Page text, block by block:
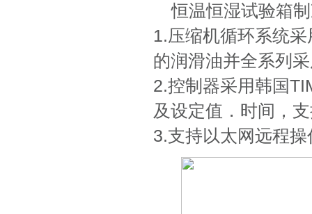
恒温恒湿试验箱
1.压缩机循环系统
的润滑油并全系列
2.控制器采用韩国
及设定值．时间，
3.支持以太网远程操